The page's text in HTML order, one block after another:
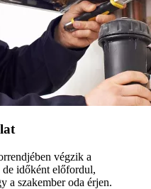
végzik a
de időként előfordul,
a szakember oda érjen.